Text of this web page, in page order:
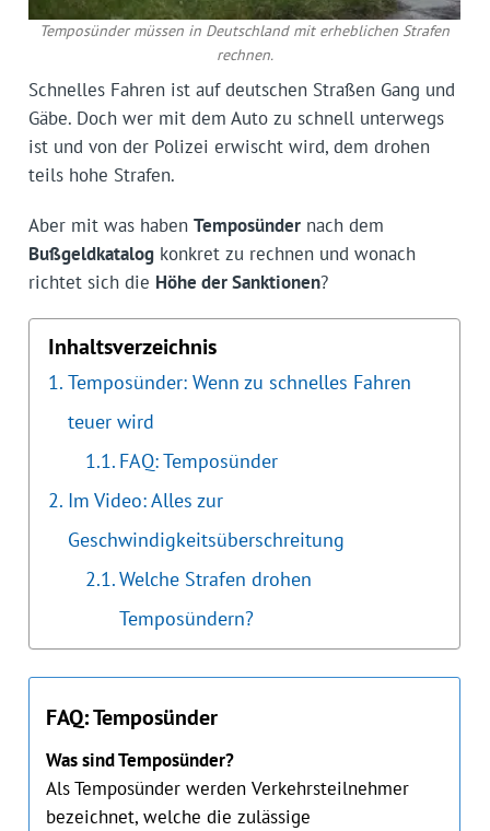
Temposünder müssen in Deutschland mit erheblichen Strafen
rechnen.
Schnelles Fahren ist auf deutschen Straßen Gang und
Gäbe. Doch wer mit dem Auto zu schnell unterwegs
ist und von der Polizei erwischt wird, dem drohen
teils hohe Strafen.
Aber mit was haben Temposündernach dem
Bußgeldkatalogkonkret zu rechnen und wonach
richtet sich die Höhe der Sanktionen?
Inhaltsverzeichnis
Temposünder: Wenn zu schnelles Fahren
teuer wird
FAQ: Temposünder
Im Video: Alles zur
Geschwindigkeitsüberschreitung
Welche Strafen drohen
Temposündern?
FAQ: Temposünder
Was sind Temposünder?
Als Temposünder werden Verkehrsteilnehmer
bezeichnet, welche die zulässige